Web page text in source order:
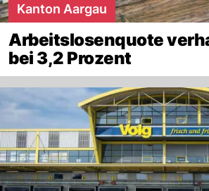
Kanton Aargau
Arbeitslosenquote
bei 3,2 Prozent